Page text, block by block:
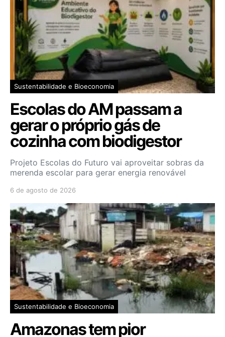
Sustentabilidade e Bioeconomia
Escolas do AM passam a
gerar o próprio gás de
cozinha com biodigestor
Projeto Escolas do Futuro vai aproveitar sobras da
merenda escolar para gerar energia renovável
6 de agosto de 2026
Sustentabilidade e Bioeconomia
Amazonas tem pior